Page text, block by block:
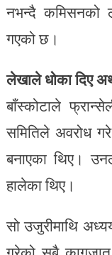
नभन्दै कमिसनको
गएको छ।
लेखाले धोका दिए
बाँस्कोटाले
समितिले अवरोध
बनाएका थिए।
हालेका थिए।
सो उजुरीमाथि